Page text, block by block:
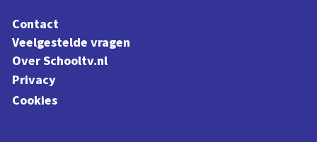
Contact
Veelgestelde vragen
Over Schooltv.nl
Privacy
Cookies